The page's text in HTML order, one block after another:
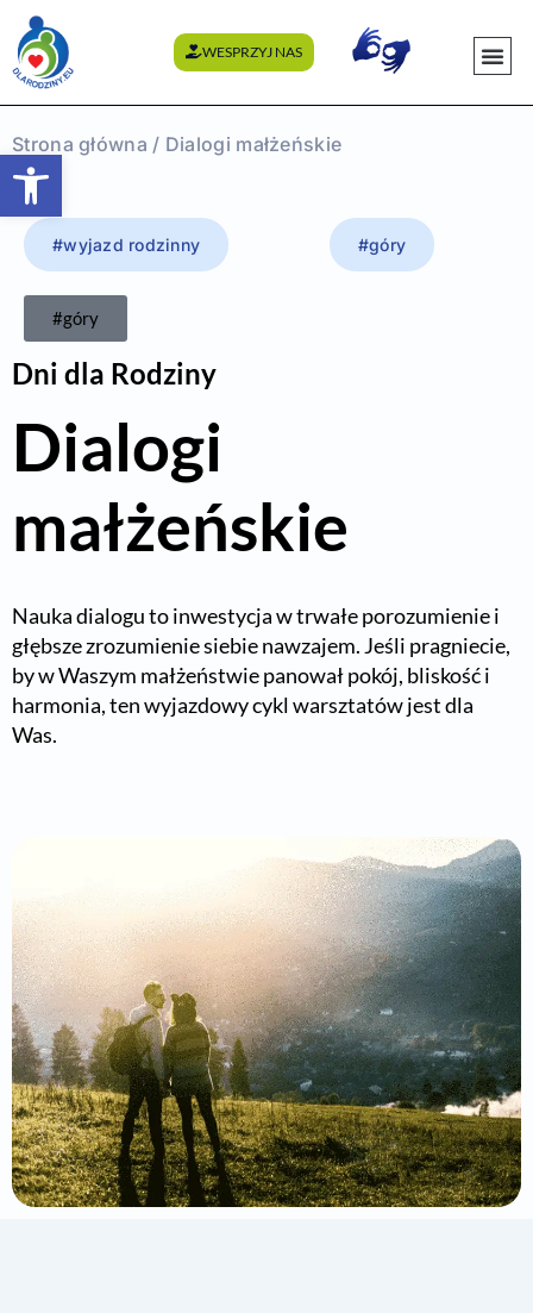
WESPRZYJ NAS
Strona główna / Dialogi małżeńskie
#wyjazd rodzinny #góry
#góry
Dni dla Rodziny
Dialogi
małżeńskie
Nauka dialogu to inwestycja w trwałe porozumienie i
głębsze zrozumienie siebie nawzajem. Jeśli pragniecie,
by w Waszym małżeństwie panował pokój, bliskość i
harmonia, ten wyjazdowy cykl warsztatów jest dla
Was.
Otwórz pasek narzędzi